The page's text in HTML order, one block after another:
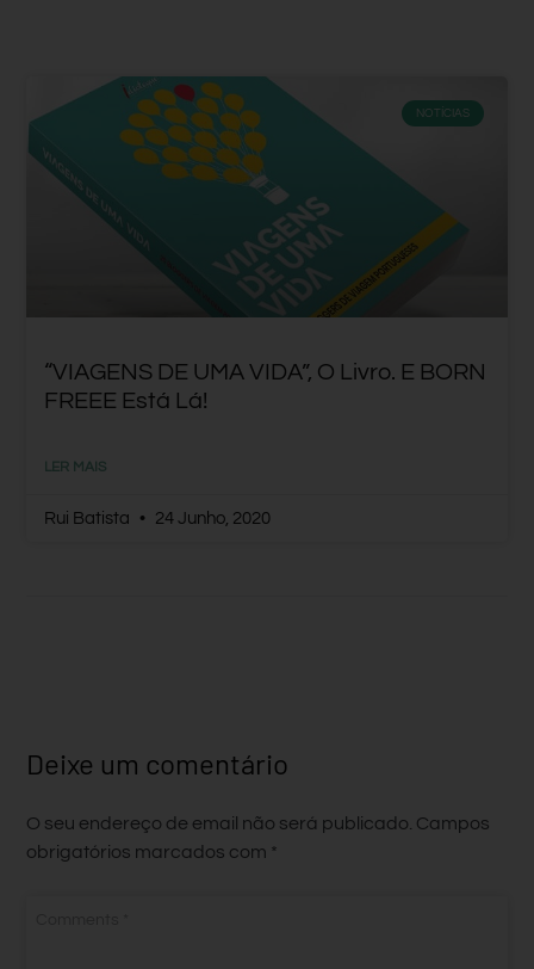
NOTÍCIAS
“VIAGENS DE UMA VIDA”, O Livro. E BORN
FREEE Está Lá!
LER MAIS
Rui Batista 24 Junho, 2020
Deixe um comentário
O seu endereço de email não será publicado. Campos
obrigatórios marcados com *